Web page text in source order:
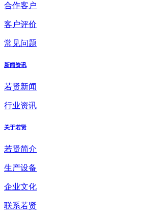
合作客户
客户评价
常见问题
新闻资讯
若贤新闻
行业资讯
关于若贤
若贤简介
生产设备
企业文化
联系若贤